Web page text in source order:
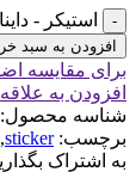
استیکر -
افزودن به سبد
برای مقایسه
افزودن به
شناسه محصول:
برچسب: sticker
,
به اشتراک